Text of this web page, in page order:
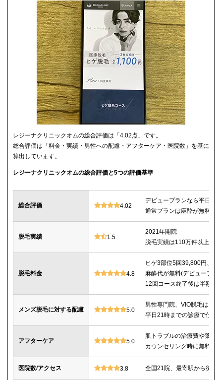
レジーナクリニックオムの総合評価は「4.02点」です。
総合評価は「料金・実績・男性への配慮・アフターケア・医院数」を基に
算出しています。
レジーナクリニックオムの総合評価と5つの評価基準
総合評価 4.02
デビュープランなら平日限
通常プランは麻酔が無料、
脱毛実績 1.5
2021年開院
脱毛実績は110万件以上
脱毛料金 4.8
ヒゲ3部位5回39,800円、ヒ
麻酔代が無料(デビュープラ
12回コース終了後は半額で
メンズ脱毛に対する配慮 5.0
男性専門院、VIO脱毛は必
平日21時までの診療で仕事
アフターケア 5.0
肌トラブルの治療費や薬代
カウンセリング時に無料で
医院数/アクセス 3.8 全国21院、最寄駅から徒歩